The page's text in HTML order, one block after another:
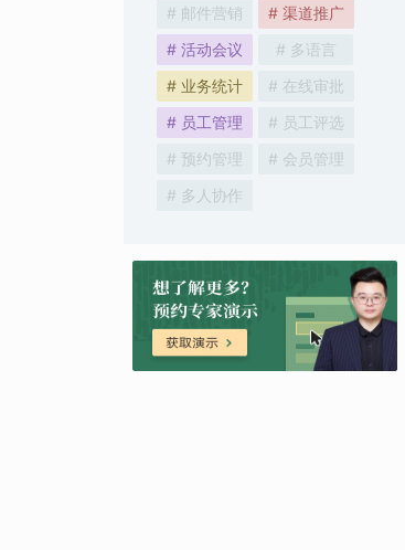
# 邮件营销
# 渠道推广
# 活动会议
# 多语言
# 业务统计
# 在线审批
# 员工管理
# 员工评选
# 预约管理
# 会员管理
# 多人协作